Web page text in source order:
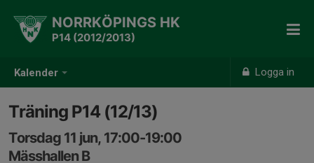
Kalender Logga in
NORRKÖPINGS HK
P14 (2012/2013)
Träning P14 (12/13)
Torsdag 11 jun, 17:00-19:00
Mässhallen B